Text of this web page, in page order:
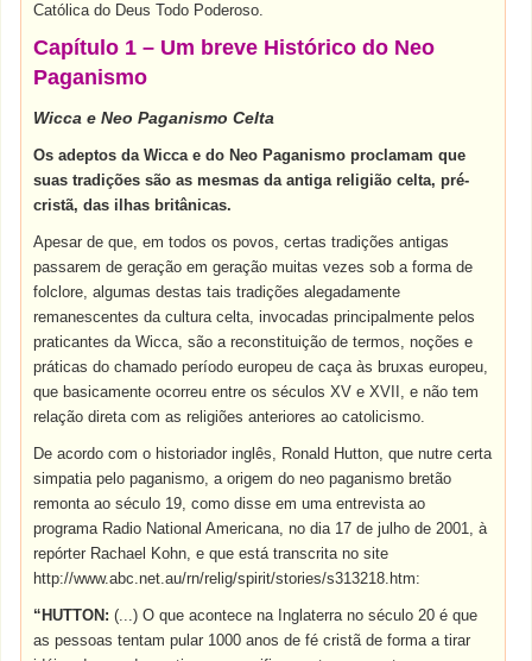
Católica do Deus Todo Poderoso.
Capítulo 1 – Um breve Histórico do Neo
Paganismo
Wicca e Neo Paganismo Celta
Os adeptos da Wicca e do Neo Paganismo proclamam que
suas tradições são as mesmas da antiga religião celta, pré-
cristã, das ilhas britânicas.
Apesar de que, em todos os povos, certas tradições antigas
passarem de geração em geração muitas vezes sob a forma de
folclore, algumas destas tais tradições alegadamente
remanescentes da cultura celta, invocadas principalmente pelos
praticantes da Wicca, são a reconstituição de termos, noções e
práticas do chamado período europeu de caça às bruxas europeu,
que basicamente ocorreu entre os séculos XV e XVII, e não tem
relação direta com as religiões anteriores ao catolicismo.
De acordo com o historiador inglês, Ronald Hutton, que nutre certa
simpatia pelo paganismo, a origem do neo paganismo bretão
remonta ao século 19, como disse em uma entrevista ao
programa Radio National Americana, no dia 17 de julho de 2001, à
repórter Rachael Kohn, e que está transcrita no site
http://www.abc.net.au/rn/relig/spirit/stories/s313218.htm:
“HUTTON:(...) O que acontece na Inglaterra no século 20 é que
as pessoas tentam pular 1000 anos de fé cristã de forma a tirar